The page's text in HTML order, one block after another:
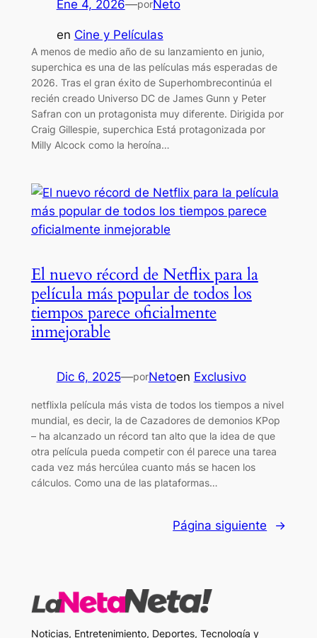
Ene 4, 2026—porNeto
en Cine y Películas
A menos de medio año de su lanzamiento en junio,
superchica es una de las películas más esperadas de
2026. Tras el gran éxito de Superhombrecontinúa el
recién creado Universo DC de James Gunn y Peter
Safran con un protagonista muy diferente. Dirigida por
Craig Gillespie, superchica Está protagonizada por
Milly Alcock como la heroína…
El nuevo récord de Netflix para la
película más popular de todos los
tiempos parece oficialmente
inmejorable
Dic 6, 2025—porNetoen Exclusivo
netflixla película más vista de todos los tiempos a nivel
mundial, es decir, la de Cazadores de demonios KPop
– ha alcanzado un récord tan alto que la idea de que
otra película pueda competir con él parece una tarea
cada vez más hercúlea cuanto más se hacen los
cálculos. Como una de las plataformas…
Página siguiente →
Noticias, Entretenimiento, Deportes, Tecnología y